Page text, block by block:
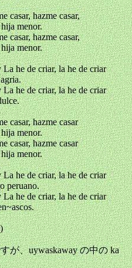
casar, hazme casar,
menor.
casar, hazme casar,
menor.
he de criar, la he de criar
he de criar, la he de criar
casar, hazme casar
menor.
casar, hazme casar
menor.
he de criar, la he de criar
peruano.
he de criar, la he de criar
が、uywaskaway の中の ka